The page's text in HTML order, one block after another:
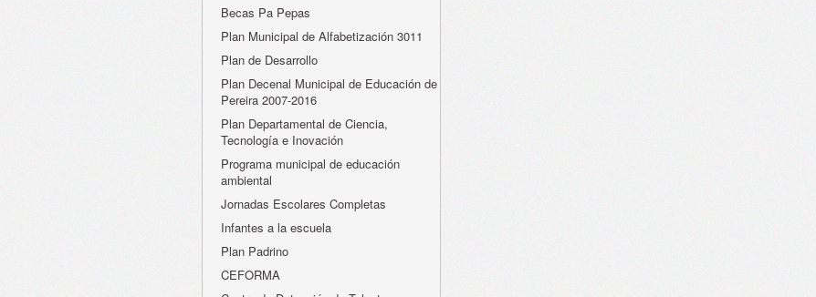
Becas Pa Pepas
Plan Municipal de Alfabetización 3011
Plan de Desarrollo
Plan Decenal Municipal de Educación de
Pereira 2007-2016
Plan Departamental de Ciencia,
Tecnología e Inovación
Programa municipal de educación
ambiental
Jornadas Escolares Completas
Infantes a la escuela
Plan Padrino
CEFORMA